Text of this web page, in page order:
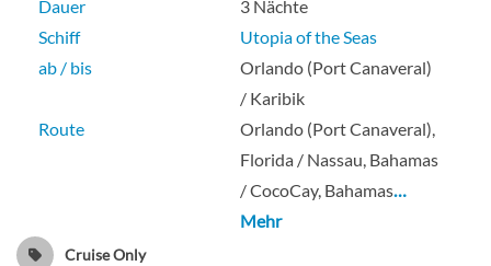
Dauer
3 Nächte
Schiff
Utopia of the Seas
ab / bis
Orlando (Port Canaveral)
/ Karibik
Route
Orlando (Port Canaveral),
Florida / Nassau, Bahamas
/ CocoCay, Bahamas…
Mehr
Cruise Only